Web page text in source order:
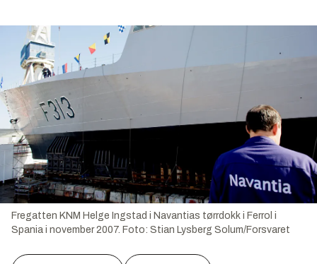
Fregatten KNM Helge Ingstad i Navantias tørrdokk i Ferrol i
Spania i november 2007. Foto: Stian Lysberg Solum/Forsvaret